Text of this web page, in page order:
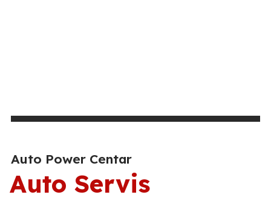
Auto Power Centar
Auto Servis